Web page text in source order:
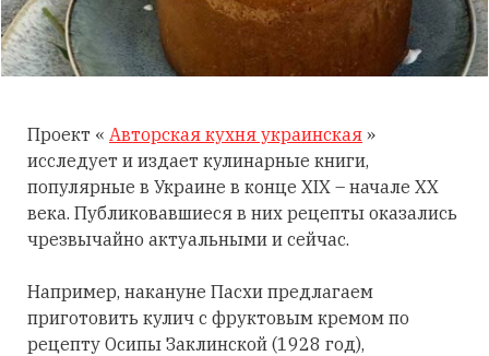
Проект « Авторская кухня украинская »
исследует и издает кулинарные книги,
популярные в Украине в конце XIX – начале XX
века. Публиковавшиеся в них рецепты оказались
чрезвычайно актуальными и сейчас.
Например, накануне Пасхи предлагаем
приготовить кулич с фруктовым кремом по
рецепту Осипы Заклинской (1928 год),